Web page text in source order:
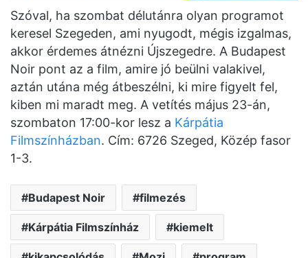
Szóval, ha szombat délutánra olyan programot
keresel Szegeden, ami nyugodt, mégis izgalmas,
akkor érdemes átnézni Újszegedre. A Budapest
Noir pont az a film, amire jó beülni valakivel,
aztán utána még átbeszélni, ki mire figyelt fel,
kiben mi maradt meg. A vetítés május 23-án,
szombaton 17:00-kor lesz a Kárpátia
Filmszínházban. Cím: 6726 Szeged, Közép fasor
1-3.
Budapest Noir filmezés
Kárpátia Filmszínház kiemelt